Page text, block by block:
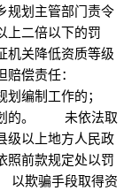
规划主管部门责令
上二倍以下的罚
机关降低资质等级
担赔偿责任：
编制工作的；
划的。 未依法取
级以上地方人民政
照前款规定处以罚
欺骗手段取得资